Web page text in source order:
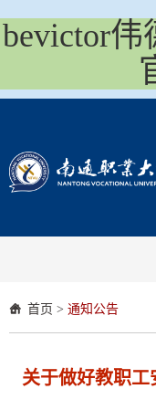
bevictor伟
首页 > 通知公告
关于做好教职工